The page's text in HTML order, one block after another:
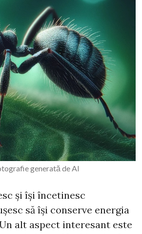
generată de AI
și își încetinesc
să își conserve energia
alt aspect interesant este